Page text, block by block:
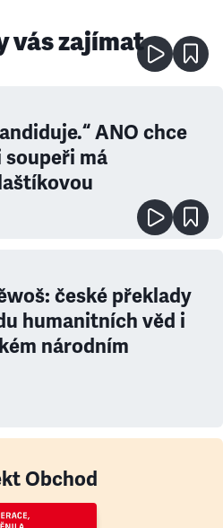
vás zajímat
ANO chce
soupeři má
české překlady
humanitních věd i
národním
Obchod